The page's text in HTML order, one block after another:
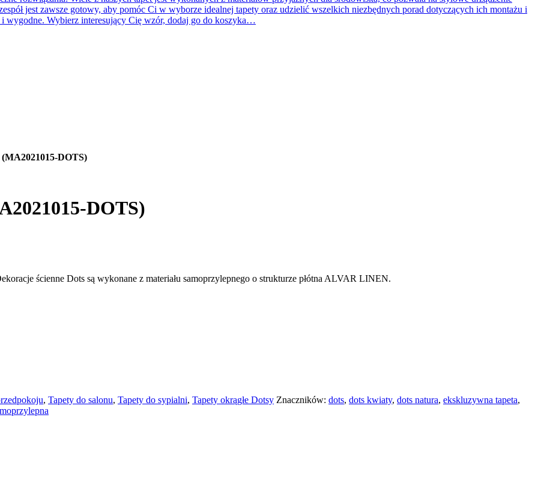
jest zawsze gotowy, aby pomóc Ci w wyborze idealnej tapety oraz udzielić wszelkich niezbędnych porad dotyczących ich montażu i
wygodne. Wybierz interesujący Cię wzór, dodaj go do koszyka…
DOTS)
DOTS)
ścienne Dots są wykonane z materiału samoprzylepnego o strukturze płótna ALVAR LINEN.
, Tapety do salonu, Tapety do sypialni, Tapety okrągłe Dotsy Znaczników: dots, dots kwiaty, dots natura, ekskluzywna tapeta,